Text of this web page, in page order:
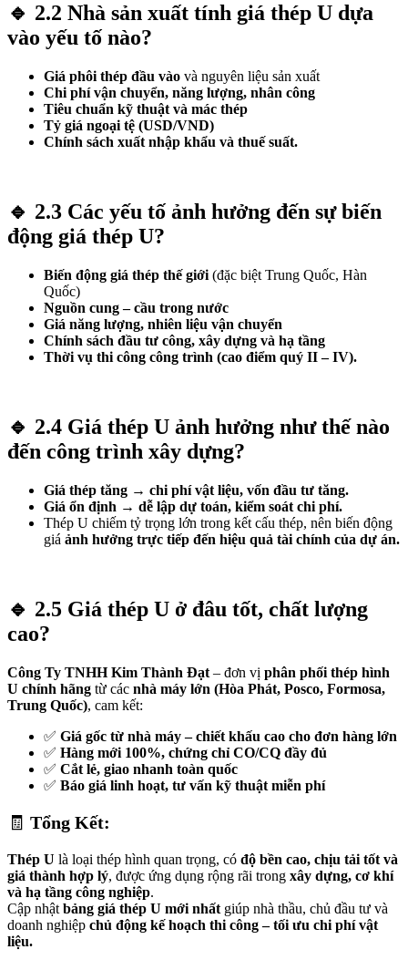
🔹 2.2 Nhà sản xuất tính giá thép U dựa
vào yếu tố nào?
Giá phôi thép đầu vào và nguyên liệu sản xuất
Chi phí vận chuyển, năng lượng, nhân công
Tiêu chuẩn kỹ thuật và mác thép
Tỷ giá ngoại tệ (USD/VND)
Chính sách xuất nhập khẩu và thuế suất.
🔹 2.3 Các yếu tố ảnh hưởng đến sự biến
động giá thép U?
Biến động giá thép thế giới (đặc biệt Trung Quốc, Hàn
Quốc)
Nguồn cung – cầu trong nước
Giá năng lượng, nhiên liệu vận chuyển
Chính sách đầu tư công, xây dựng và hạ tầng
Thời vụ thi công công trình (cao điểm quý II – IV).
🔹 2.4 Giá thép U ảnh hưởng như thế nào
đến công trình xây dựng?
Giá thép tăng → chi phí vật liệu, vốn đầu tư tăng.
Giá ổn định → dễ lập dự toán, kiểm soát chi phí.
Thép U chiếm tỷ trọng lớn trong kết cấu thép, nên biến động
giá ảnh hưởng trực tiếp đến hiệu quả tài chính của dự án.
🔹 2.5 Giá thép U ở đâu tốt, chất lượng
cao?
Công Ty TNHH Kim Thành Đạt – đơn vị phân phối thép hình
U chính hãng từ các nhà máy lớn (Hòa Phát, Posco, Formosa,
Trung Quốc), cam kết:
✅ Giá gốc từ nhà máy – chiết khấu cao cho đơn hàng lớn
✅ Hàng mới 100%, chứng chỉ CO/CQ đầy đủ
✅ Cắt lẻ, giao nhanh toàn quốc
✅ Báo giá linh hoạt, tư vấn kỹ thuật miễn phí
🧾 Tổng Kết:
Thép U là loại thép hình quan trọng, có độ bền cao, chịu tải tốt và
giá thành hợp lý, được ứng dụng rộng rãi trong xây dựng, cơ khí
và hạ tầng công nghiệp.
Cập nhật bảng giá thép U mới nhất giúp nhà thầu, chủ đầu tư và
doanh nghiệp chủ động kế hoạch thi công – tối ưu chi phí vật
liệu.